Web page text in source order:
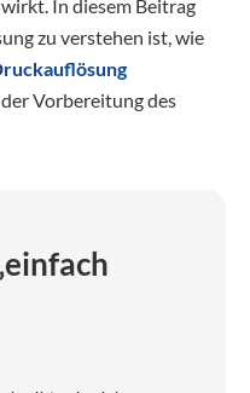
In diesem Beitrag
zu verstehen ist, wie
Vorbereitung des